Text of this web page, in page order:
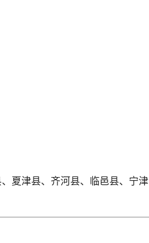
夏津县、齐河县、临邑县、宁津